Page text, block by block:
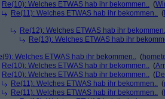
Re(10): Welches ETWAS hab ihr bekommen.. (
Re(11): Welches ETWAS hab ihr bekommen.. (
Re(12): Welches ETWAS hab ihr
Re(13): Welches ETWAS hab ihr
Welches ETWAS hab ihr bekommen.. (
Re(10): Welches ETWAS hab ihr bekommen.. (
Re(10): Welches ETWAS hab ihr bekommen.. (
Re(11): Welches ETWAS hab ihr bekommen.. (
Re(11): Welches ETWAS hab ihr bekommen.. (